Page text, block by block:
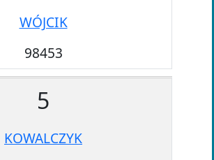
WÓJCIK
98453
5
KOWALCZYK